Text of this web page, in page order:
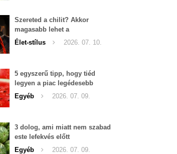
Szereted a chilit? Akkor
magasabb lehet a
tesztoszteron-szinted
Élet-stílus 2026. 07. 10.
5 egyszerű tipp, hogy tiéd
legyen a piac legédesebb
görögdinnyéje
Egyéb 2026. 07. 09.
3 dolog, ami miatt nem szabad
este lefekvés előtt
görögdinnyét enni
Egyéb 2026. 07. 09.